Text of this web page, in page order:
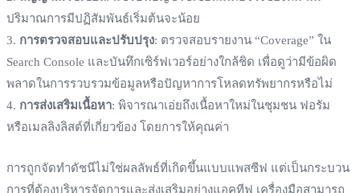
ปริมาณการมีปฏิสัมพันธ์เริ่มต้นจะน้อย
3. การตรวจสอบและปรับปรุง: ตรวจสอบรายงาน “Coverage” ใน
Search Console และบันทึกเซิร์ฟเวอร์อย่างใกล้ชิด เพื่อดูว่ามีข้อผิด
พลาดในการรวบรวมข้อมูลหรือปัญหาการโหลดทรัพยากรหรือไม่
4. การส่งเสริมเนื้อหา: พิจารณาเอ่ยถึงเนื้อหาใหม่ในชุมชน ฟอรัม
หรือเมลลิงลิสต์ที่เกี่ยวข้อง โดยการให้คุณค่า
การถูกจัดทำดัชนีไม่ใช่ผลลัพธ์ที่เกิดขึ้นแบบแพสซีฟ แต่เป็นกระบวน
การที่ต้องบริหารจัดการและส่งเสริมอย่างแอคทีฟ เครื่องมือสามารถ